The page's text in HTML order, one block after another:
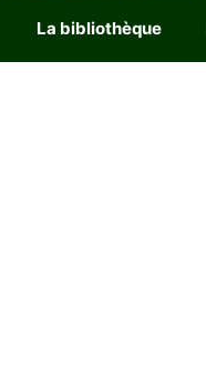
La bibliothèque